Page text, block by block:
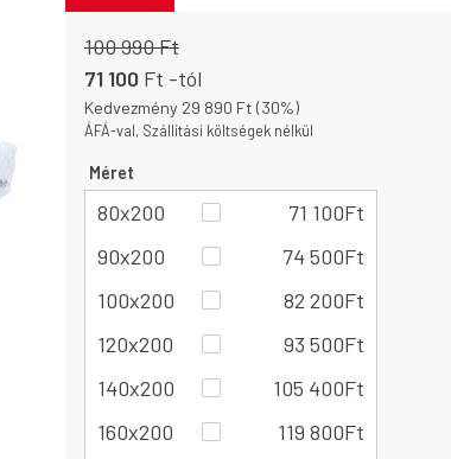
100 990 Ft
71 100 Ft -tól
Kedvezmény 29 890 Ft (30%)
ÁFÁ-val, Szállítási költségek nélkül
Méret
80x200 71 100Ft
90x200
74 500Ft
100x200
82 200Ft
120x200
93 500Ft
140x200
105 400Ft
160x200
119 800Ft